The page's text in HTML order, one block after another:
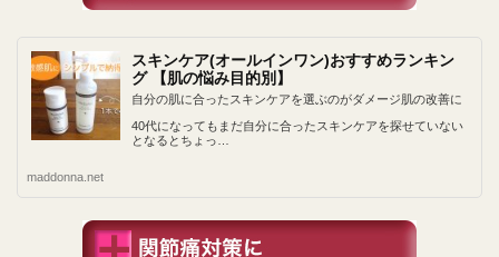
スキンケア(オールインワン)おすすめランキン
グ 【肌の悩み目的別】
自分の肌に合ったスキンケアを選ぶのがダメージ肌の改善に
40代になってもまだ自分に合ったスキンケアを探せていない
となるとちょっ…
maddonna.net